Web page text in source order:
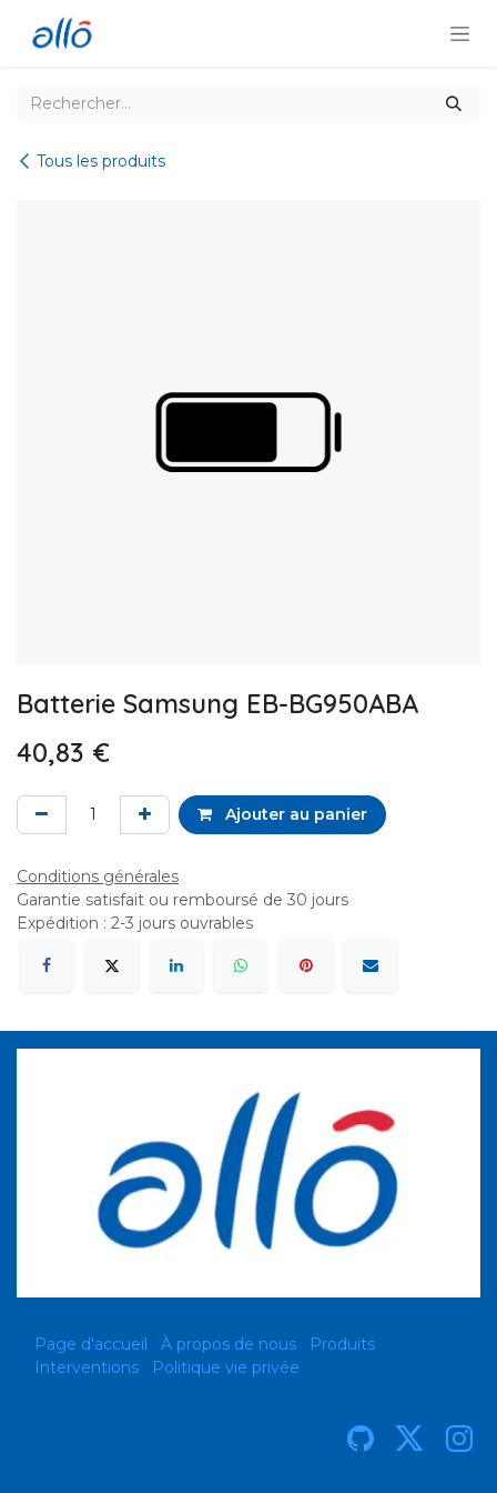
Tous les produits
Batterie Samsung EB-BG950ABA
40,83 €
Ajouter au panier
Conditions générales
Garantie satisfait ou remboursé de 30 jours
Expédition : 2-3 jours ouvrables
Page d'accueil À propos de nous
Produits
Interventions
Politique vie privée